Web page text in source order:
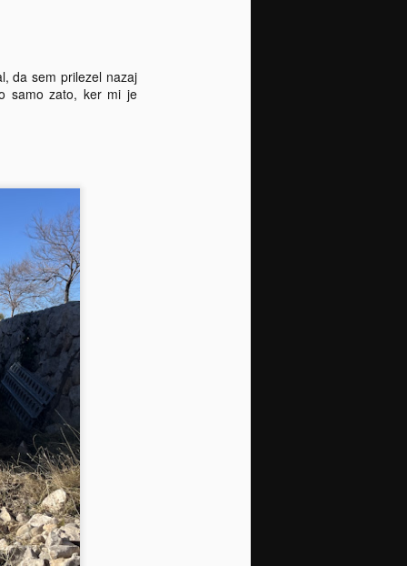
da sem prilezel nazaj
samo zato, ker mi je